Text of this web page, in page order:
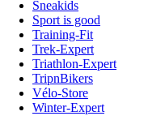
Sneakids
Sport is good
Training-Fit
Trek-Expert
Triathlon-Expert
TripnBikers
Vélo-Store
Winter-Expert